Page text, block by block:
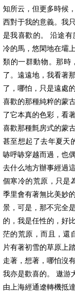
知所云，但更多時候
西對于我的意義。我
是我喜歡的。 沿途
冷的馬，悠閑地在壩
類的一群動物。那時
了。遠遠地，我看著
了，哪怕，只是遠處
喜歡的那種純粹的蒙
了它本真的色彩，看
喜歡那種氈房式的蒙
甚至想起了去年夏天
哧呼哧穿越而過，也
去什么地方辦事經過
個寒冷的荒原，只是
季里會有著無比美妙
景，可是，那不完全
的，我是任性的，好
茫的荒原，而且，還
片有著初雪的草原上
走著，想著，哪怕沒
我亦是歡喜的。 遨游
由上海經通遼轉機抵